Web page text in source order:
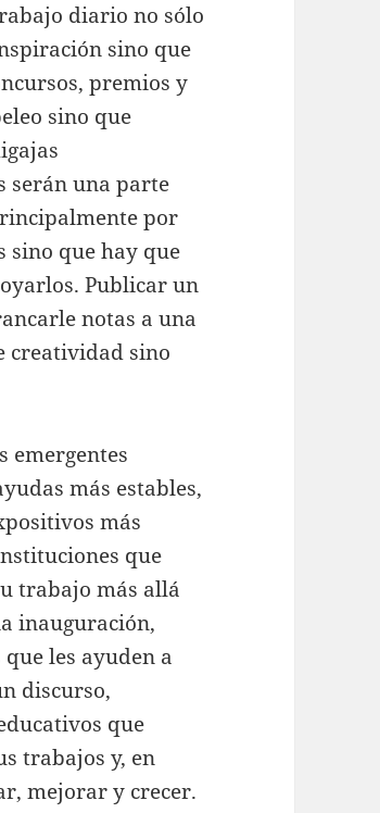
diario no sólo
sino que
premios y
sino que
serán una parte
por
sino que hay que
Publicar un
notas a una
creatividad sino
emergentes
más estables,
más
que
trabajo más allá
inauguración,
les ayuden a
discurso,
que
trabajos y, en
mejorar y crecer.